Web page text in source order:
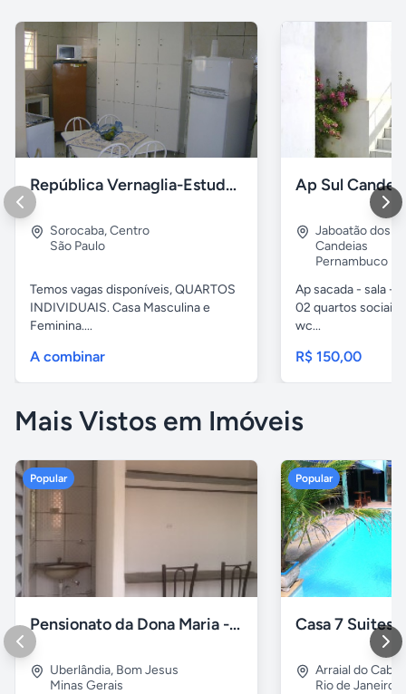
República Vernaglia-Estudantes e ou Trabalhadores
Sorocaba,Centro
São Paulo
Temos vagas disponíveis, QUARTOS
INDIVIDUAIS. Casa Masculina e
Feminina....
A combinar
Ap Sul
Jaboatão dos
Candeias
Pernambuco
Ap sacada - sala -
02 quartos
wc...
R$ 150,00
Mais Vistos em Imóveis
Popular
Pensionato da Dona Maria - Uberlândia/MG
Uberlândia, Bom Jesus
Minas Gerais
Popular
Arraial do Cabo
Rio de Janeiro